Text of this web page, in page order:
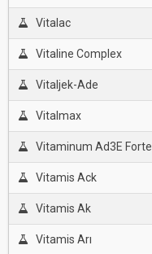
Vitalac
Vitaline Complex
Vitaljek-Ade
Vitalmax
Vitaminum Ad3E Forte
Vitamis Ack
Vitamis Ak
Vitamis Arı